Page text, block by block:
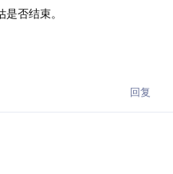
否结束。
回复